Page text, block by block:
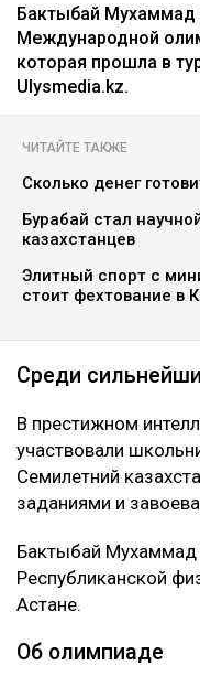
Бактыбай Мухаммад
Международной
которая прошла в
Ulysmedia.kz.
ЧИТАЙТЕ ТАКЖЕ
Сколько денег
Бурабай стал
казахстанцев
Элитный спорт с
стоит фехтование в
Среди
В престижном
участвовали
Семилетний
заданиями и
Бактыбай Мухаммад
Республиканской
Астане.
Об олимпиаде